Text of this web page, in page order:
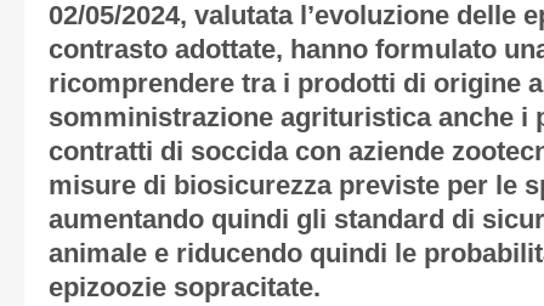
02/05/2024, valutata l’evoluzione delle
contrasto adottate, hanno formulato
ricomprendere tra i prodotti di origine
somministrazione agrituristica anche i
contratti di soccida con aziende
misure di biosicurezza previste per le
aumentando quindi gli standard di
animale e riducendo quindi le
epizoozie sopracitate.